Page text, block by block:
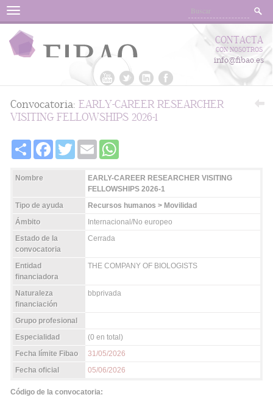
Menu
CONTACTA
CON NOSOTROS
info@fibao.es
Convocatoria: EARLY-CAREER RESEARCHER
VISITING FELLOWSHIPS 2026-1
Share FacebookTwitter Email
Nombre
EARLY-CAREER RESEARCHER VISITING
FELLOWSHIPS 2026-1
Tipo de ayuda
Recursos humanos > Movilidad
Ámbito
Internacional/No europeo
Estado de la
convocatoria
Cerrada
Entidad
financiadora
THE COMPANY OF BIOLOGISTS
Naturaleza
financiación
bbprivada
Grupo profesional
Especialidad
(0 en total)
Fecha límite Fibao
31/05/2026
Fecha oficial
05/06/2026
Código de la convocatoria: